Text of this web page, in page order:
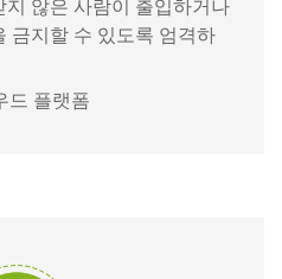
금지할 수 있도록 엄격하
드 플랫폼